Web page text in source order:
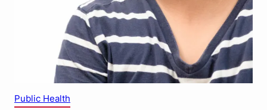
Public Health